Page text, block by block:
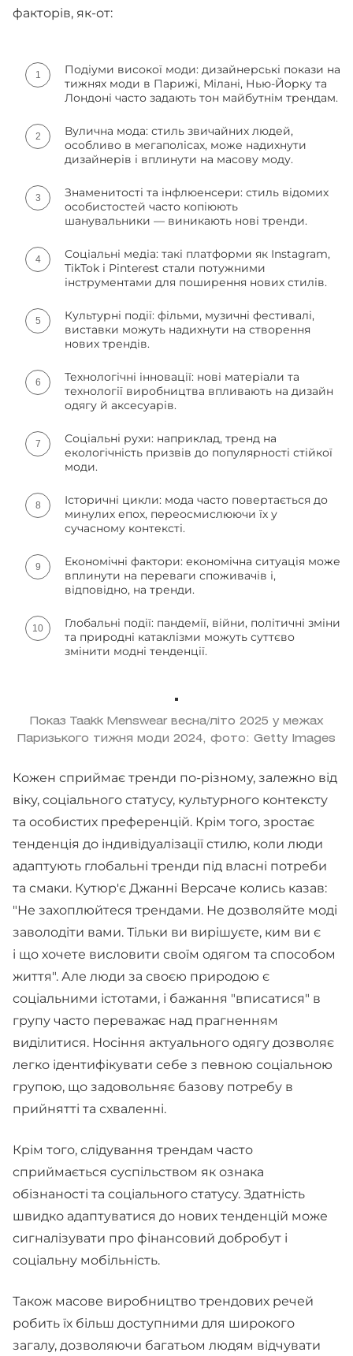
факторів, як-от:
Подіуми високої моди: дизайнерські покази на
тижнях моди в Парижі, Мілані, Нью-Йорку та
Лондоні часто задають тон майбутнім трендам.
Вулична мода: стиль звичайних людей,
особливо в мегаполісах, може надихнути
дизайнерів і вплинути на масову моду.
Знаменитості та інфлюенсери: стиль відомих
особистостей часто копіюють
шанувальники — виникають нові тренди.
Соціальні медіа: такі платформи як Instagram,
TikTok і Pinterest стали потужними
інструментами для поширення нових стилів.
Культурні події: фільми, музичні фестивалі,
виставки можуть надихнути на створення
нових трендів.
Технологічні інновації: нові матеріали та
технології виробництва впливають на дизайн
одягу й аксесуарів.
Соціальні рухи: наприклад, тренд на
екологічність призвів до популярності стійкої
моди.
Історичні цикли: мода часто повертається до
минулих епох, переосмислюючи їх у
сучасному контексті.
Економічні фактори: економічна ситуація може
вплинути на переваги споживачів і,
відповідно, на тренди.
Глобальні події: пандемії, війни, політичні зміни
та природні катаклізми можуть суттєво
змінити модні тенденції.
Показ Taakk Menswear весна/літо 2025 у межах
Паризького тижня моди 2024, фото: Getty Images
Кожен сприймає тренди по-різному, залежно від
віку, соціального статусу, культурного контексту
та особистих преференцій. Крім того, зростає
тенденція до індивідуалізації стилю, коли люди
адаптують глобальні тренди під власні потреби
та смаки. Кутюр'є Джанні Версаче колись казав:
"Не захоплюйтеся трендами. Не дозволяйте моді
заволодіти вами. Тільки ви вирішуєте, ким ви є
і що хочете висловити своїм одягом та способом
життя". Але люди за своєю природою є
соціальними істотами, і бажання "вписатися" в
групу часто переважає над прагненням
виділитися. Носіння актуального одягу дозволяє
легко ідентифікувати себе з певною соціальною
групою, що задовольняє базову потребу в
прийнятті та схваленні.
Крім того, слідування трендам часто
сприймається суспільством як ознака
обізнаності та соціального статусу. Здатність
швидко адаптуватися до нових тенденцій може
сигналізувати про фінансовий добробут і
соціальну мобільність.
Також масове виробництво трендових речей
робить їх більш доступними для широкого
загалу, дозволяючи багатьом людям відчувати